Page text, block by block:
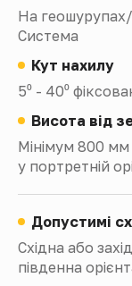
На
Система
Кут нахилу
5⁰ - 40⁰
Висота від
Мінімум 800 мм
у портретній
Допустимі
Східна або
південна